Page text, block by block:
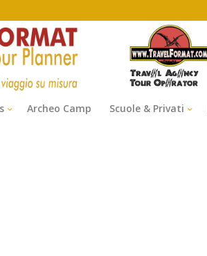
Archeo Camp Scuole & Privati